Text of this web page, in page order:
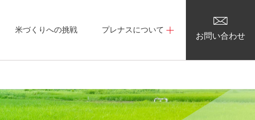
米づくりへの挑戦 プレナスについて
お問い合わせ